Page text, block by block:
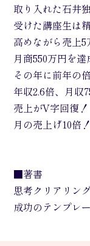
取り入れた石井
受けた講座生は
高めながら売上
月商550万円を達
その年に前年の
年収2.6倍、月収
売上がV字回復！
月の売上げ10倍
■著書
思考クリアリン
成功のテンプレ